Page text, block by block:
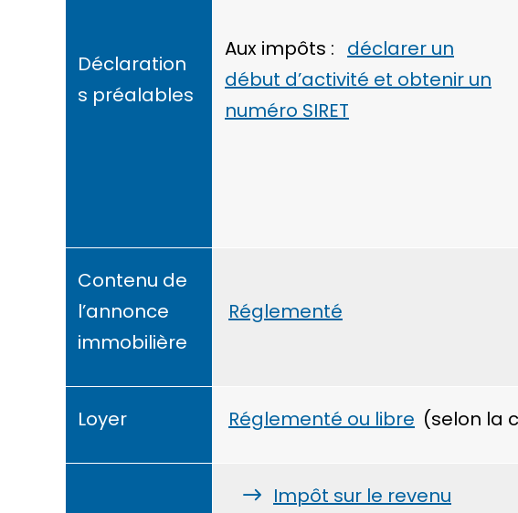
Déclaration
s préalables
Aux impôts : déclarer un
début d’activité et obtenir un
numéro SIRET
Contenu de
l’annonce
immobilière
Réglementé
Loyer Réglementé ou libre (selon la
Impôt sur le revenu